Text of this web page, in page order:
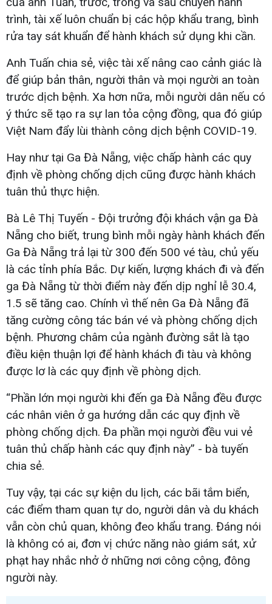
trình, tài xế luôn chuẩn bị các hộp khẩu trang, bình
rửa tay sát khuẩn để hành khách sử dụng khi cần.
Anh Tuấn chia sẻ, việc tài xế nâng cao cảnh giác là
để giúp bản thân, người thân và mọi người an toàn
trước dịch bệnh. Xa hơn nữa, mỗi người dân nếu có
ý thức sẽ tạo ra sự lan tỏa cộng đồng, qua đó giúp
Việt Nam đẩy lùi thành công dịch bệnh COVID-19.
Hay như tại Ga Đà Nẵng, việc chấp hành các quy
định về phòng chống dịch cũng được hành khách
tuân thủ thực hiện.
Bà Lê Thị Tuyến - Đội trưởng đội khách vận ga Đà
Nẵng cho biết, trung bình mỗi ngày hành khách đến
Ga Đà Nẵng trả lại từ 300 đến 500 vé tàu, chủ yếu
là các tỉnh phía Bắc. Dự kiến, lượng khách đi và đến
ga Đà Nẵng từ thời điểm này đến dịp nghỉ lễ 30.4,
1.5 sẽ tăng cao. Chính vì thế nên Ga Đà Nẵng đã
tăng cường công tác bán vé và phòng chống dịch
bệnh. Phương châm của ngành đường sắt là tạo
điều kiện thuận lợi để hành khách đi tàu và không
được lơ là các quy định về phòng dịch.
“Phần lớn mọi người khi đến ga Đà Nẵng đều được
các nhân viên ở ga hướng dẫn các quy định về
phòng chống dịch. Đa phần mọi người đều vui vẻ
tuân thủ chấp hành các quy định này” - bà tuyến
chia sẻ.
Tuy vậy, tại các sự kiện du lịch, các bãi tắm biển,
các điểm tham quan tự do, người dân và du khách
vẫn còn chủ quan, không đeo khẩu trang. Đáng nói
là không có ai, đơn vị chức năng nào giám sát, xử
phạt hay nhắc nhở ở những nơi công cộng, đông
người này.